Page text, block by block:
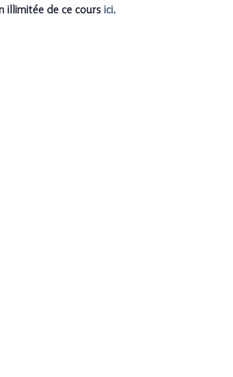
illimitée de ce cours ici.